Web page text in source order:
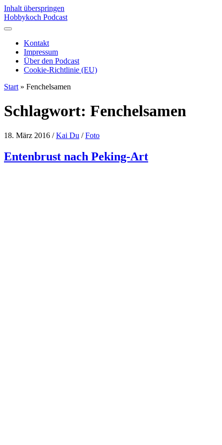
Inhalt überspringen
Hobbykoch Podcast
Kontakt
Impressum
Über den Podcast
Cookie-Richtlinie (EU)
Start » Fenchelsamen
Schlagwort: Fenchelsamen
18. März 2016 /Kai Du /Foto
Entenbrust nach Peking-Art